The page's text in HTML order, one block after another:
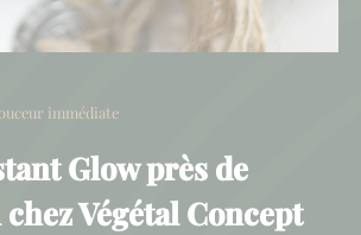
immédiate
Glow près de
Végétal Concept